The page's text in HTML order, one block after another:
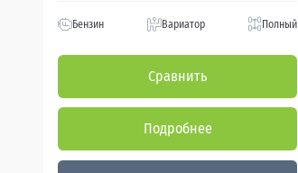
Бензин Вариатор Полный
Сравнить
Подробнее